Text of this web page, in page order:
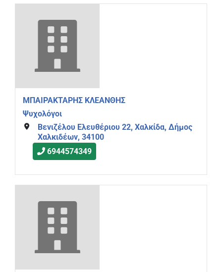
ΜΠΑΙΡΑΚΤΑΡΗΣ ΚΛΕΑΝΘΗΣ
Ψυχολόγοι
Βενιζέλου Ελευθέριου 22, Χαλκίδα, Δήμος
Χαλκιδέων, 34100
6944574349